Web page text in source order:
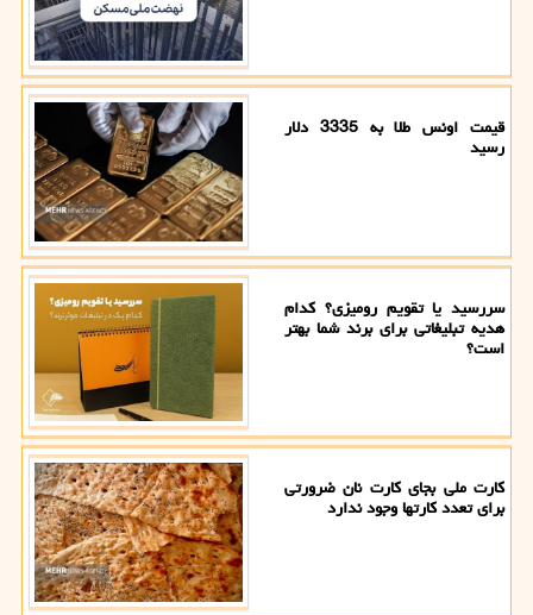
قیمت اونس طلا به 3335 دلار
رسید
سررسید یا تقویم رومیزی؟ کدام
هدیه تبلیغاتی برای برند شما بهتر
است؟
کارت ملی بجای کارت نان ضرورتی
برای تعدد کارتها وجود ندارد